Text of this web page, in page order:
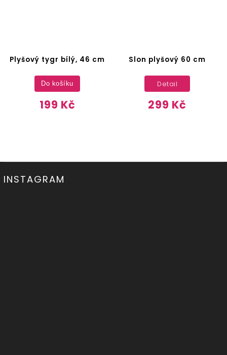
Plyšový tygr bílý, 46 cm
199 Kč
Do košíku
Slon plyšový 60 cm
299 Kč
Detail
INSTAGRAM